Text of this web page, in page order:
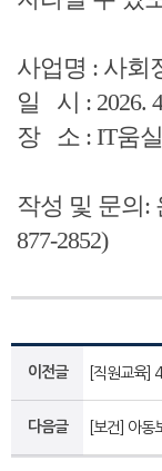
사업명 : 사회
일 시 : 2026.
장 소 : IT움실
작성 및 문의:
877-2852)
이전글 [직원교육]
다음글 [보건] 아동